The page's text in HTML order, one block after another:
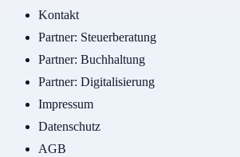
Kontakt
Partner: Steuerberatung
Partner: Buchhaltung
Partner: Digitalisierung
Impressum
Datenschutz
AGB